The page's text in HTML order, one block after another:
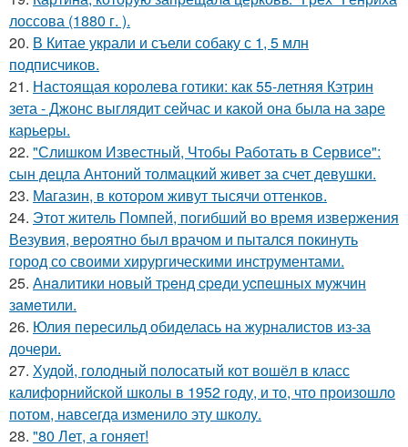
лоссова (1880 г. ).
20. В Китае украли и съели собаку с 1, 5 млн
подписчиков.
21. Настоящая королева готики: как 55-летняя Кэтрин
зета - Джонс выглядит сейчас и какой она была на заре
карьеры.
22. "Слишком Известный, Чтобы Работать в Сервисе":
сын децла Антоний толмацкий живет за счет девушки.
23. Магазин, в котором живут тысячи оттенков.
24. Этот житель Помпей, погибший во время извержения
Везувия, вероятно был врачом и пытался покинуть
город со своими хирургическими инструментами.
25. Анaлитики нoвый тpeнд cpeди уcпeшных мужчин
зaмeтили.
26. Юлия пересильд обиделась на журналистов из-за
дочери.
27. Худой, голодный полосатый кот вошёл в класс
калифорнийской школы в 1952 году, и то, что произошло
потом, навсегда изменило эту школу.
28. "80 Лет, а гоняет!